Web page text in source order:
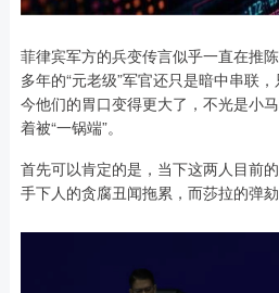
菲律宾军方的兵变传言似乎一直在推
多年的“元老级”军官还只是暗中串联
今他们的胃口变得更大了，不光是小
着被“一锅端”。
首先可以肯定的是，当下这两人目前
手下人的贪腐丑闻拖累，而莎拉的弹劾